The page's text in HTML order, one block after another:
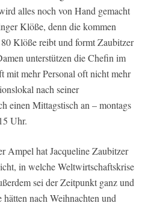
alles noch von Hand gemacht
Klöße, denn die kommen
Klöße reibt und formt Zaubitzer
unterstützen die Chefin im
mit mehr Personal oft nicht mehr
nach seiner
einen Mittagstisch an – montags
Uhr.
Ampel hat Jacqueline Zaubitzer
in welche Weltwirtschaftskrise
sei der Zeitpunkt ganz und
nach Weihnachten und